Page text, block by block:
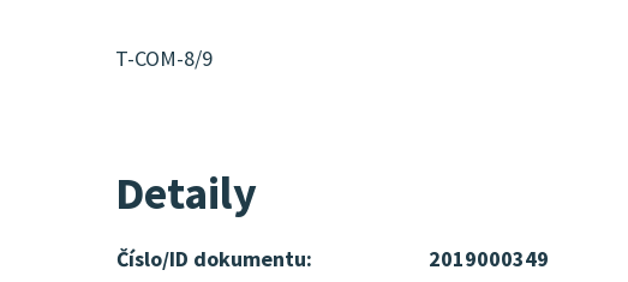
T-COM-8/9
Detaily
Číslo/ID dokumentu:
2019000349